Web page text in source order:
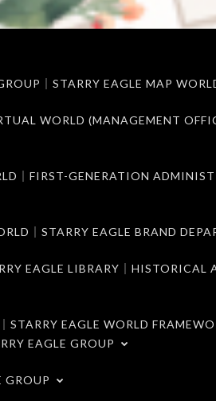
｜STARRY EAGLE MAP
WORLD (MANAGEMENT
｜FIRST-GENERATION
｜STARRY EAGLE BRAND
EAGLE LIBRARY｜HISTORICAL
STARRY EAGLE WORLD
EAGLE GROUP
GROUP